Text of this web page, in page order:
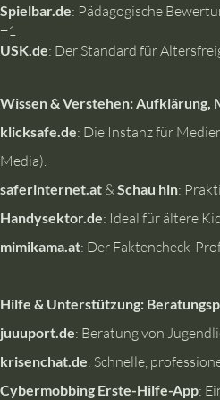
Spielbar.de: Pädagogische
+1
USK.de: Der Standard für
Wissen & Verstehen: Aufklärung,
klicksafe.de: Die Instanz für
Media).
saferinternet.at &Schau hin:
Handysektor.de: Ideal für ältere
mimikama.at: Der Faktencheck-
Hilfe & Unterstützung:
juuuport.de: Beratung von
krisenchat.de: Schnelle,
Cybermobbing Erste-Hilfe-App: